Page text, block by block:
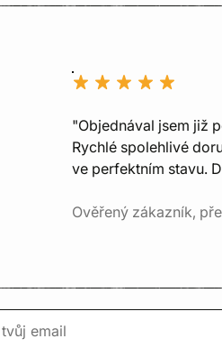
"Objednával jsem již
Rychlé spolehlivé
ve perfektním stavu.
Ověřený zákazník,